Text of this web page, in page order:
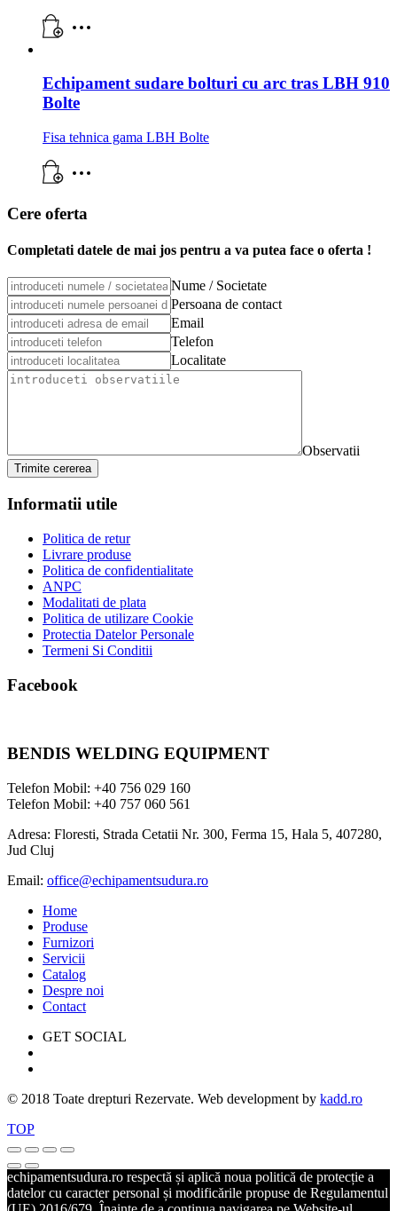
Echipament sudare bolturi cu arc tras LBH 910
Bolte
Fisa tehnica gama LBH Bolte
Cere oferta
Completati datele de mai jos pentru a va putea face o oferta !
Nume / Societate
Persoana de contact
Email
Telefon
Localitate
Observatii
Trimite cererea
Informatii utile
Politica de retur
Livrare produse
Politica de confidentialitate
ANPC
Modalitati de plata
Politica de utilizare Cookie
Protectia Datelor Personale
Termeni Si Conditii
Facebook
BENDIS WELDING EQUIPMENT
Telefon Mobil: +40 756 029 160
Telefon Mobil: +40 757 060 561
Adresa: Floresti, Strada Cetatii Nr. 300, Ferma 15, Hala 5, 407280,
Jud Cluj
Email: office@echipamentsudura.ro
Home
Produse
Furnizori
Servicii
Catalog
Despre noi
Contact
GET SOCIAL
© 2018 Toate drepturi Rezervate. Web development by kadd.ro
TOP
echipamentsudura.ro respectă și aplică noua politică de protecție a
datelor cu caracter personal și modificările propuse de Regulamentul